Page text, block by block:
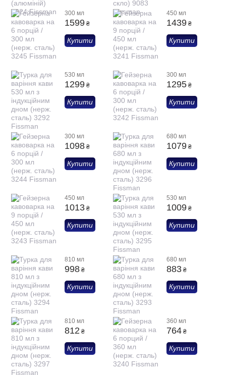
300 мл
1599 ₴
Купити
450 мл
1439 ₴
Купити
530 мл
1299 ₴
Купити
300 мл
1295 ₴
Купити
300 мл
1098 ₴
Купити
680 мл
1079 ₴
Купити
450 мл
1013 ₴
Купити
530 мл
1009 ₴
Купити
810 мл
998 ₴
Купити
680 мл
883 ₴
Купити
810 мл
812 ₴
Купити
360 мл
764 ₴
Купити